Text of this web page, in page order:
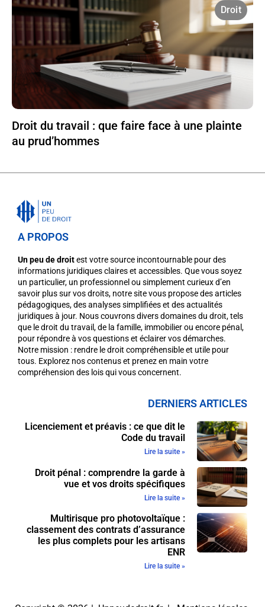
Droit
Droit du travail : que faire face à une plainte
au prud’hommes
A PROPOS
Un peu de droitest votre source incontournable pour des
informations juridiques claires et accessibles. Que vous soyez
un particulier, un professionnel ou simplement curieux d’en
savoir plus sur vos droits, notre site vous propose des articles
pédagogiques, des analyses simplifiées et des actualités
juridiques à jour. Nous couvrons divers domaines du droit, tels
que le droit du travail, de la famille, immobilier ou encore pénal,
pour répondre à vos questions et éclairer vos démarches.
Notre mission : rendre le droit compréhensible et utile pour
tous. Explorez nos contenus et prenez en main votre
compréhension des lois qui vous concernent.
DERNIERS ARTICLES
Licenciement et préavis : ce que dit le
Code du travail
Lire la suite »
Droit pénal : comprendre la garde à
vue et vos droits spécifiques
Lire la suite »
Multirisque pro photovoltaïque :
classement des contrats d’assurance
les plus complets pour les artisans
ENR
Lire la suite »